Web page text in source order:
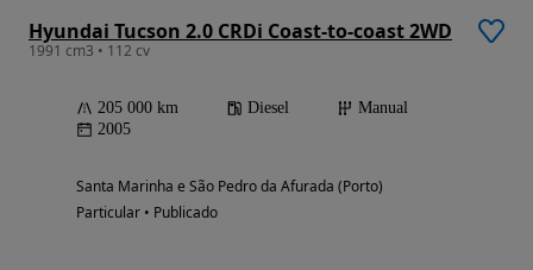
Hyundai Tucson 2.0 CRDi Coast-to-coast 2WD
1991 cm3 • 112 cv
205 000 km Diesel
Manual
2005
Santa Marinha e São Pedro da Afurada (Porto)
Particular • Publicado